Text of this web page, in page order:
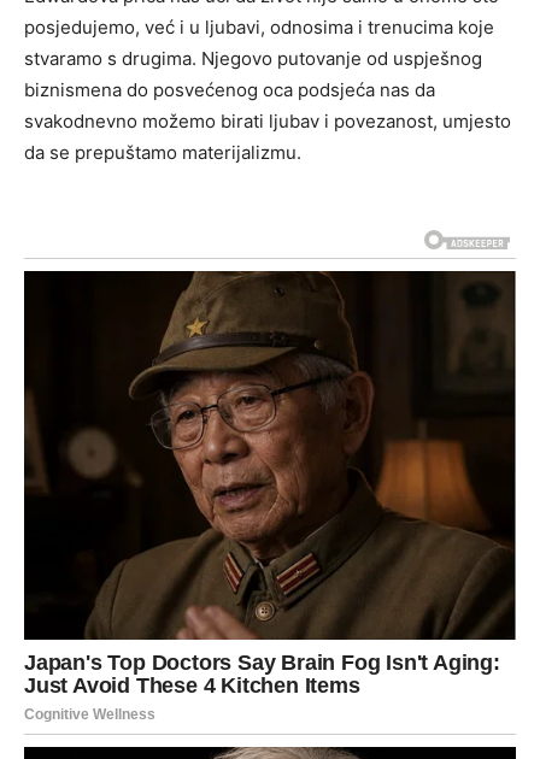
posjedujemo, već i u ljubavi, odnosima i trenucima koje
stvaramo s drugima. Njegovo putovanje od uspješnog
biznismena do posvećenog oca podsjeća nas da
svakodnevno možemo birati ljubav i povezanost, umjesto
da se prepuštamo materijalizmu.